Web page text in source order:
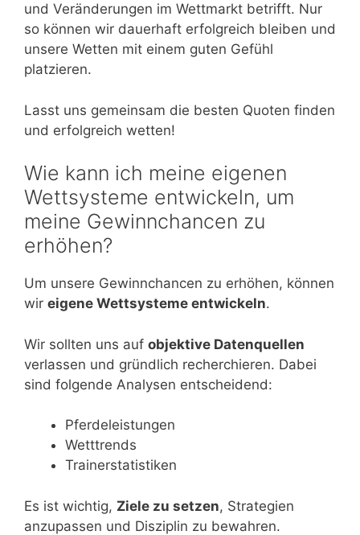
und Veränderungen im Wettmarkt betrifft. Nur
so können wir dauerhaft erfolgreich bleiben und
unsere Wetten mit einem guten Gefühl
platzieren.
Lasst uns gemeinsam die besten Quoten finden
und erfolgreich wetten!
Wie kann ich meine eigenen
Wettsysteme entwickeln, um
meine Gewinnchancen zu
erhöhen?
Um unsere Gewinnchancen zu erhöhen, können
wir eigene Wettsysteme entwickeln.
Wir sollten uns auf objektive Datenquellen
verlassen und gründlich recherchieren. Dabei
sind folgende Analysen entscheidend:
Pferdeleistungen
Wetttrends
Trainerstatistiken
Es ist wichtig, Ziele zu setzen, Strategien
anzupassen und Disziplin zu bewahren.